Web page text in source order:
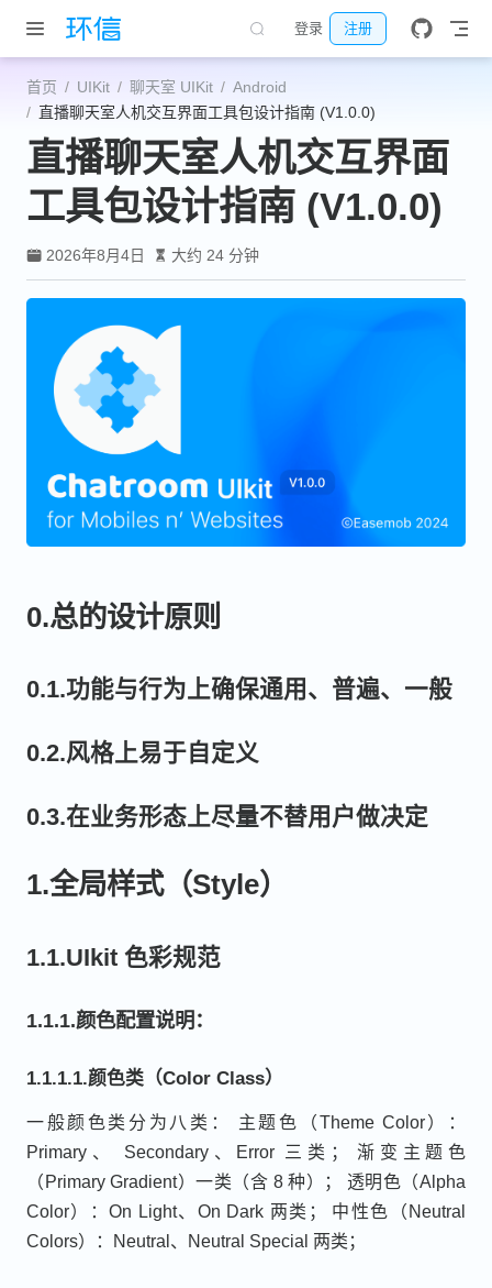
跳至主要內容
登录 注册
首页 UIKit 聊天室 UIKit
Android
直播聊天室人机交互界面工具包设计指南 (V1.0.0)
直播聊天室人机交互界面
工具包设计指南 (V1.0.0)
2026年8月4日 大约 24 分钟
0.总的设计原则
0.1.功能与行为上确保通用、普遍、一般
0.2.风格上易于自定义
0.3.在业务形态上尽量不替用户做决定
1.全局样式（Style）
1.1.UIkit 色彩规范
1.1.1.颜色配置说明：
1.1.1.1.颜色类（Color Class）
一般颜色类分为八类： 主题色（Theme Color）：
Primary、 Secondary、Error 三类； 渐变主题色
（Primary Gradient）一类（含 8 种）； 透明色（Alpha
Color）：On Light、On Dark 两类； 中性色（Neutral
Colors）：Neutral、Neutral Special 两类；